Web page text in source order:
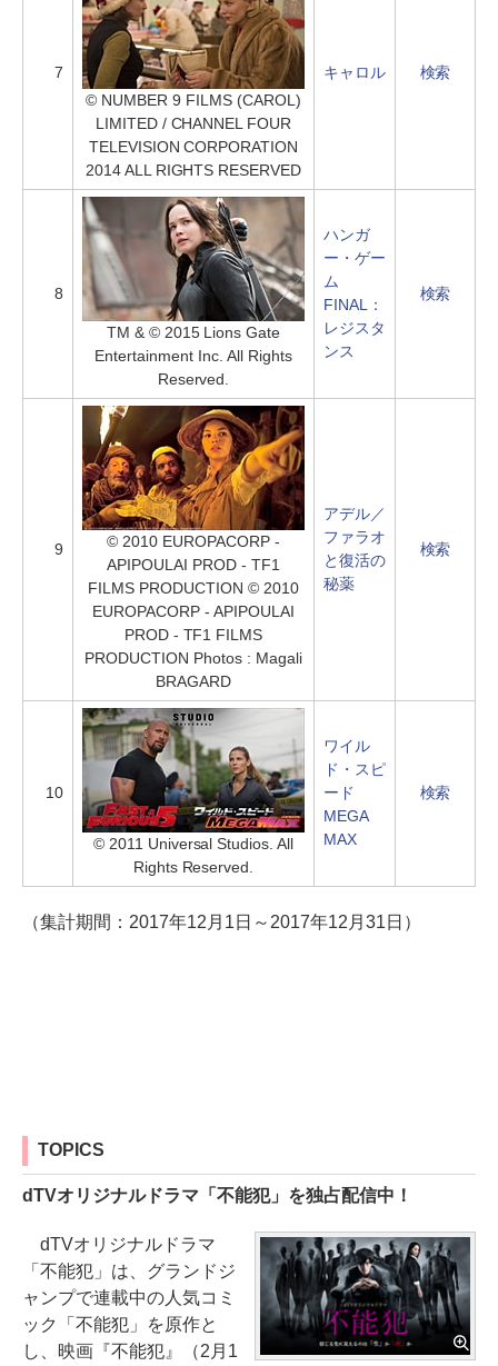
7
© NUMBER 9 FILMS (CAROL)
LIMITED / CHANNEL FOUR
TELEVISION CORPORATION
2014 ALL RIGHTS RESERVED
キャロル 検索
8
TM & © 2015 Lions Gate
Entertainment Inc. All Rights
Reserved.
ハンガ
ー・ゲー
ム
FINAL：
レジスタ
ンス
検索
9
© 2010 EUROPACORP -
APIPOULAI PROD - TF1
FILMS PRODUCTION © 2010
EUROPACORP - APIPOULAI
PROD - TF1 FILMS
PRODUCTION Photos : Magali
BRAGARD
アデル／
ファラオ
と復活の
秘薬
検索
10
© 2011 Universal Studios. All
Rights Reserved.
ワイル
ド・スピ
ード
MEGA
MAX
検索
（集計期間：2017年12月1日～2017年12月31日）
TOPICS
dTVオリジナルドラマ「不能犯」を独占配信中！
dTVオリジナルドラマ
「不能犯」は、グランドジ
ャンプで連載中の人気コミ
ック「不能犯」を原作と
し、映画『不能犯』（2月1